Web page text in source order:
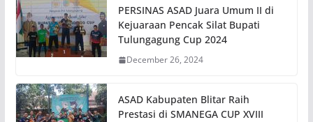
PERSINAS ASAD Juara Umum II di
Kejuaraan Pencak Silat Bupati
Tulungagung Cup 2024
December 26, 2024
ASAD Kabupaten Blitar Raih
Prestasi di SMANEGA CUP XVIII